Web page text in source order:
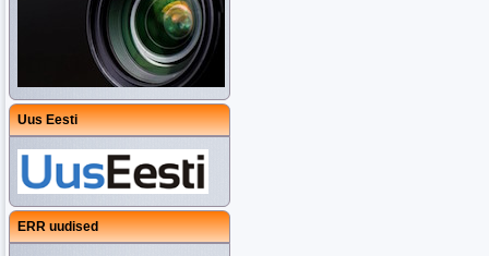
Uus Eesti
ERR uudised